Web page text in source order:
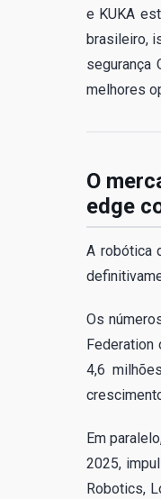
e KUKA
brasileiro,
segurança
melhores
O
edge
A robótica
Os
4,6
Em
2025,
Robotics,